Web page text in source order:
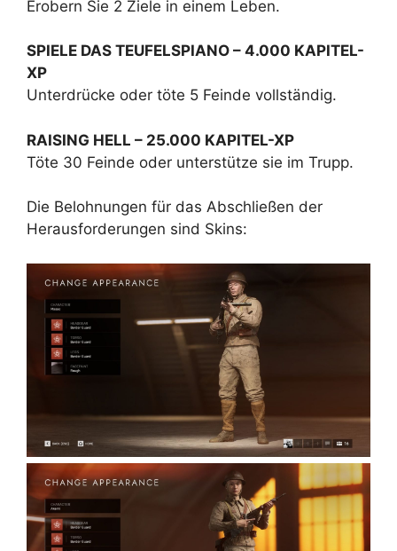
Erobern Sie 2 Ziele in einem Leben.
SPIELE DAS TEUFELSPIANO – 4.000 KAPITEL-
XP
Unterdrücke oder töte 5 Feinde vollständig.
RAISING HELL – 25.000 KAPITEL-XP
Töte 30 Feinde oder unterstütze sie im Trupp.
Die Belohnungen für das Abschließen der
Herausforderungen sind Skins: